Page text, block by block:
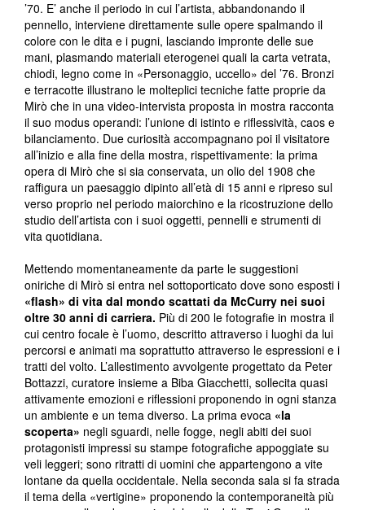
’70. E’ anche il periodo in cui l’artista, abbandonando il
pennello, interviene direttamente sulle opere spalmando il
colore con le dita e i pugni, lasciando impronte delle sue
mani, plasmando materiali eterogenei quali la carta vetrata,
chiodi, legno come in «Personaggio, uccello» del ’76. Bronzi
e terracotte illustrano le molteplici tecniche fatte proprie da
Mirò che in una video-intervista proposta in mostra racconta
il suo modus operandi: l’unione di istinto e riflessività, caos e
bilanciamento. Due curiosità accompagnano poi il visitatore
all’inizio e alla fine della mostra, rispettivamente: la prima
opera di Mirò che si sia conservata, un olio del 1908 che
raffigura un paesaggio dipinto all’età di 15 anni e ripreso sul
verso proprio nel periodo maiorchino e la ricostruzione dello
studio dell’artista con i suoi oggetti, pennelli e strumenti di
vita quotidiana.
Mettendo momentaneamente da parte le suggestioni
oniriche di Mirò si entra nel sottoporticato dove sono esposti i
«flash» di vita dal mondo scattati da McCurry nei suoi
oltre 30 anni di carriera. Più di 200 le fotografie in mostra il
cui centro focale è l’uomo, descritto attraverso i luoghi da lui
percorsi e animati ma soprattutto attraverso le espressioni e i
tratti del volto. L’allestimento avvolgente progettato da Peter
Bottazzi, curatore insieme a Biba Giacchetti, sollecita quasi
attivamente emozioni e riflessioni proponendo in ogni stanza
un ambiente e un tema diverso. La prima evoca «la
scoperta» negli sguardi, nelle fogge, negli abiti dei suoi
protagonisti impressi su stampe fotografiche appoggiate su
veli leggeri; sono ritratti di uomini che appartengono a vite
lontane da quella occidentale. Nella seconda sala si fa strada
il tema della «vertigine» proponendo la contemporaneità più